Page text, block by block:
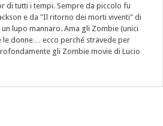
di tutti i tempi. Sempre da piccolo fu
e da "Il ritorno dei morti viventi" di
lupo mannaro. Ama gli Zombie (unici
donne… ecco perché stravede per
gli Zombie movie di Lucio